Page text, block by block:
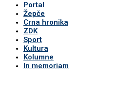
Portal
Žepče
Crna hronika
ZDK
Sport
Kultura
Kolumne
In memoriam